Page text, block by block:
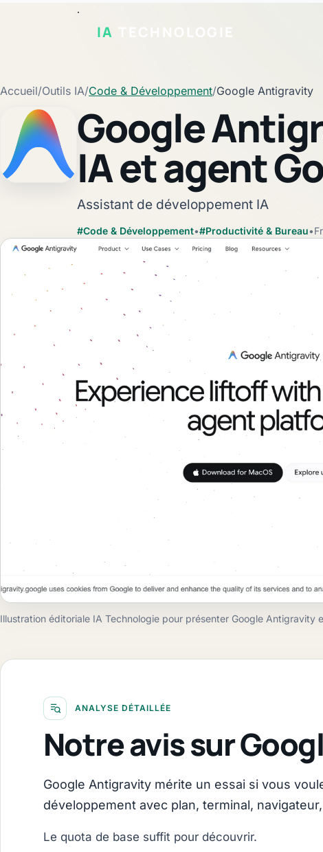
IA
Accueil/Outils IA/Code & Développement/Google Antigravity
Google
IA et agent
Fiche vérifiée
Assistant de développement IA
#Code & Développement•#Productivité & Bureau•
Illustration éditoriale IA Technologie pour présenter Google Antigravity
ANALYSE DÉTAILLÉE
Notre avis sur
Google Antigravity mérite un essai si vous
développement avec plan, terminal,
Le quota de base suffit pour découvrir.